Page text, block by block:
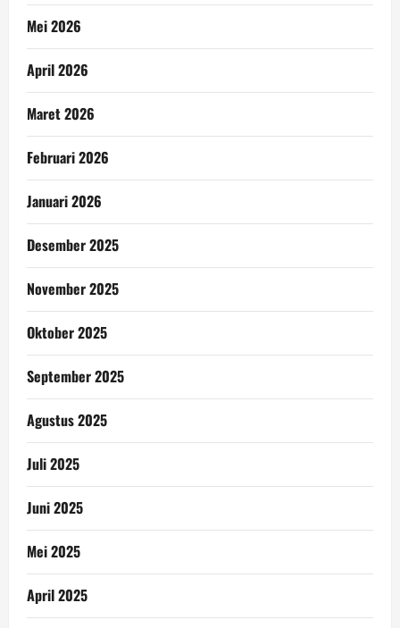
Mei 2026
April 2026
Maret 2026
Februari 2026
Januari 2026
Desember 2025
November 2025
Oktober 2025
September 2025
Agustus 2025
Juli 2025
Juni 2025
Mei 2025
April 2025